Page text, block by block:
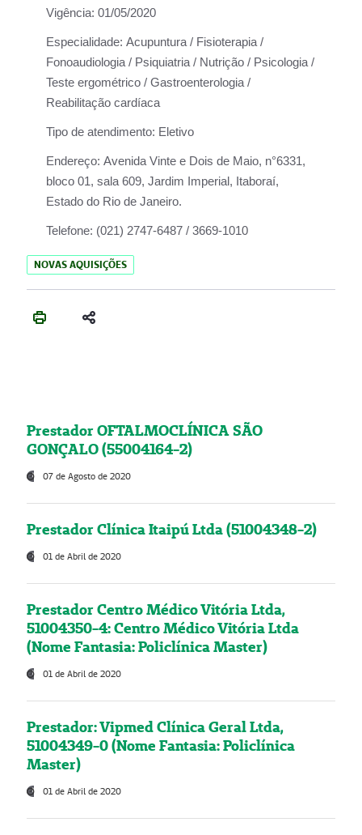
Vigência: 01/05/2020
Especialidade: Acupuntura / Fisioterapia /
Fonoaudiologia / Psiquiatria / Nutrição / Psicologia /
Teste ergométrico / Gastroenterologia /
Reabilitação cardíaca
Tipo de atendimento: Eletivo
Endereço: Avenida Vinte e Dois de Maio, n°6331,
bloco 01, sala 609, Jardim Imperial, Itaboraí,
Estado do Rio de Janeiro.
Telefone: (021) 2747-6487 / 3669-1010
NOVAS AQUISIÇÕES
Prestador OFTALMOCLÍNICA SÃO
GONÇALO (55004164-2)
07 de Agosto de 2020
Prestador Clínica Itaipú Ltda (51004348-2)
01 de Abril de 2020
Prestador Centro Médico Vitória Ltda,
51004350-4: Centro Médico Vitória Ltda
(Nome Fantasia: Policlínica Master)
01 de Abril de 2020
Prestador: Vipmed Clínica Geral Ltda,
51004349-0 (Nome Fantasia: Policlínica
Master)
01 de Abril de 2020